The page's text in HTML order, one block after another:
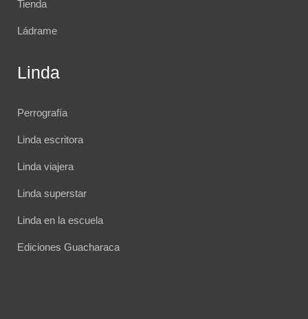
Tienda
Ládrame
Linda
Perrografía
Linda escritora
Linda viajera
Linda superstar
Linda en la escuela
Ediciones Guacharaca